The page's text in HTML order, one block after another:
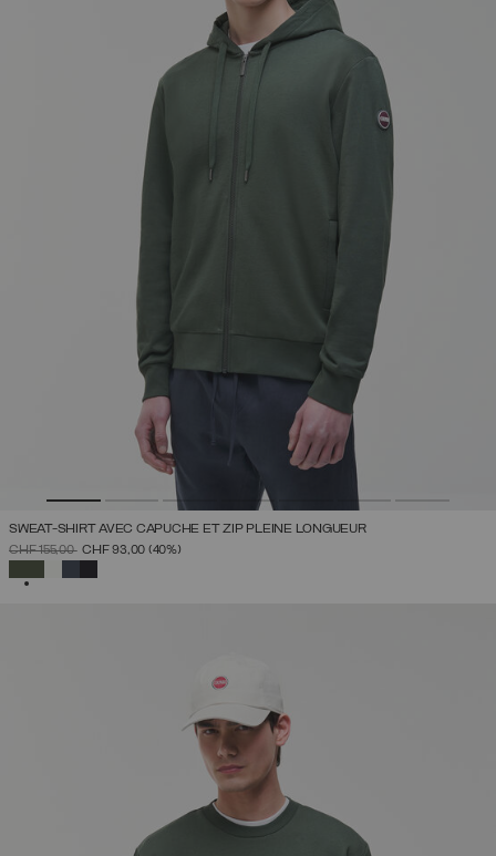
SWEAT-SHIRT AVEC CAPUCHE ET ZIP PLEINE LONGUEUR
PRIX RÉDUIT DE
CHF 155,00ÀCHF 93,00 (40%)